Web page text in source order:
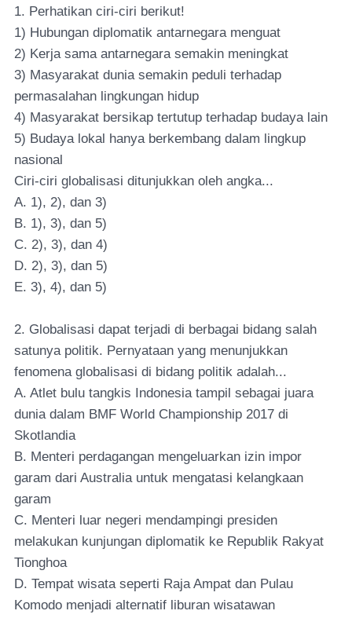
1. Perhatikan ciri-ciri berikut!
1) Hubungan diplomatik antarnegara menguat
2) Kerja sama antarnegara semakin meningkat
3) Masyarakat dunia semakin peduli terhadap
permasalahan lingkungan hidup
4) Masyarakat bersikap tertutup terhadap budaya lain
5) Budaya lokal hanya berkembang dalam lingkup
nasional
Ciri-ciri globalisasi ditunjukkan oleh angka...
A. 1), 2), dan 3)
B. 1), 3), dan 5)
C. 2), 3), dan 4)
D. 2), 3), dan 5)
E. 3), 4), dan 5)
2. Globalisasi dapat terjadi di berbagai bidang salah
satunya politik. Pernyataan yang menunjukkan
fenomena globalisasi di bidang politik adalah...
A. Atlet bulu tangkis Indonesia tampil sebagai juara
dunia dalam BMF World Championship 2017 di
Skotlandia
B. Menteri perdagangan mengeluarkan izin impor
garam dari Australia untuk mengatasi kelangkaan
garam
C. Menteri luar negeri mendampingi presiden
melakukan kunjungan diplomatik ke Republik Rakyat
Tionghoa
D. Tempat wisata seperti Raja Ampat dan Pulau
Komodo menjadi alternatif liburan wisatawan